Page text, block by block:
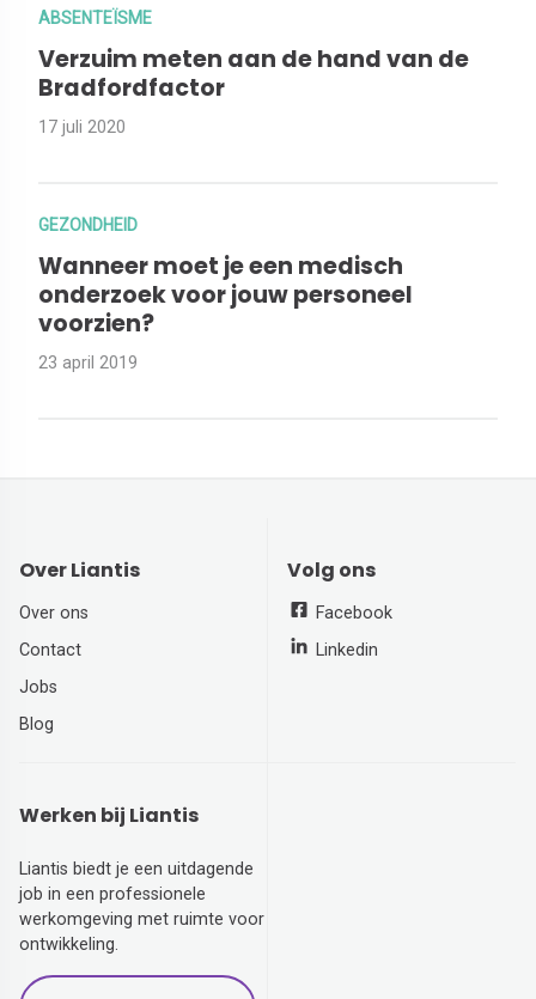
ABSENTEÏSME
Verzuim meten aan de hand van de
Bradfordfactor
17 juli 2020
GEZONDHEID
Wanneer moet je een medisch
onderzoek voor jouw personeel
voorzien?
23 april 2019
Over Liantis
Over ons
Contact
Jobs
Blog
Volg ons
Facebook
Linkedin
Werken bij Liantis
Liantis biedt je een uitdagende
job in een professionele
werkomgeving met ruimte voor
ontwikkeling.